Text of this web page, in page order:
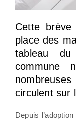
Cette
place des
tableau
commune
circulent sur
Depuis